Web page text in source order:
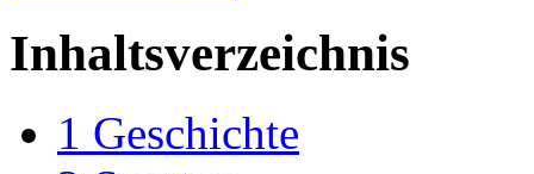
Inhaltsverzeichnis
1 Geschichte